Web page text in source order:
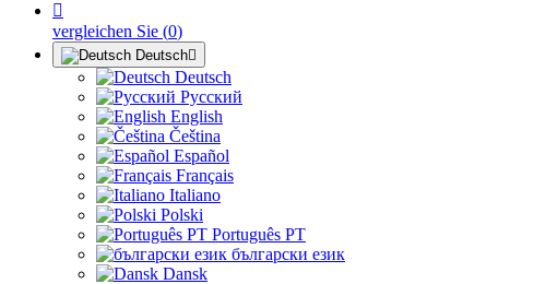

vergleichen Sie (0)
Deutsch
Deutsch
Русский
English
Čeština
Español
Français
Italiano
Polski
Português PT
български език
Dansk